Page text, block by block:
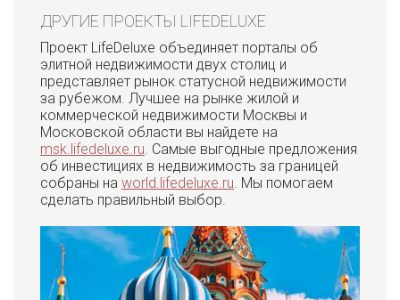
ДРУГИЕ ПРОЕКТЫ LIFEDELUXE
Проект LifeDeluxe объединяет порталы об
элитной недвижимости двух столиц и
представляет рынок статусной недвижимости
за рубежом. Лучшее на рынке жилой и
коммерческой недвижимости Москвы и
Московской области вы найдете на
msk.lifedeluxe.ru. Самые выгодные предложения
об инвестициях в недвижимость за границей
собраны на world.lifedeluxe.ru. Мы помогаем
сделать правильный выбор.